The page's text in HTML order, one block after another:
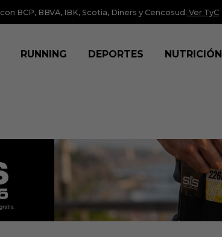
con BCP, BBVA, IBK, Scotia, Diners y Cencosud. Ver TyC
RUNNING DEPORTES NUTRICIÓN